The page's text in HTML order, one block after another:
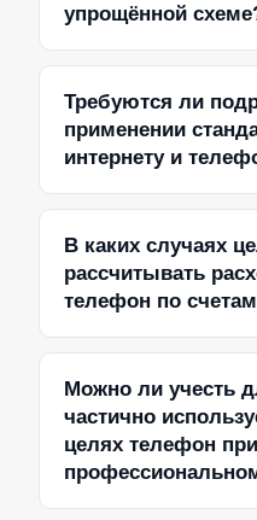
упрощённой
Требуются ли
применении
интернету и
В каких случаях
рассчитывать
телефон по
Можно ли учесть
частично
целях телефон при